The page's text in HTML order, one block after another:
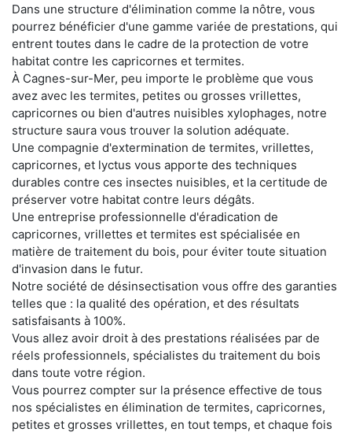
Dans une structure d'élimination comme la nôtre, vous
pourrez bénéficier d'une gamme variée de prestations, qui
entrent toutes dans le cadre de la protection de votre
habitat contre les capricornes et termites.
À Cagnes-sur-Mer, peu importe le problème que vous
avez avec les termites, petites ou grosses vrillettes,
capricornes ou bien d'autres nuisibles xylophages, notre
structure saura vous trouver la solution adéquate.
Une compagnie d'extermination de termites, vrillettes,
capricornes, et lyctus vous apporte des techniques
durables contre ces insectes nuisibles, et la certitude de
préserver votre habitat contre leurs dégâts.
Une entreprise professionnelle d'éradication de
capricornes, vrillettes et termites est spécialisée en
matière de traitement du bois, pour éviter toute situation
d'invasion dans le futur.
Notre société de désinsectisation vous offre des garanties
telles que : la qualité des opération, et des résultats
satisfaisants à 100%.
Vous allez avoir droit à des prestations réalisées par de
réels professionnels, spécialistes du traitement du bois
dans toute votre région.
Vous pourrez compter sur la présence effective de tous
nos spécialistes en élimination de termites, capricornes,
petites et grosses vrillettes, en tout temps, et chaque fois